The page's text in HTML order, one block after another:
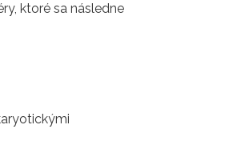
ktoré sa následne